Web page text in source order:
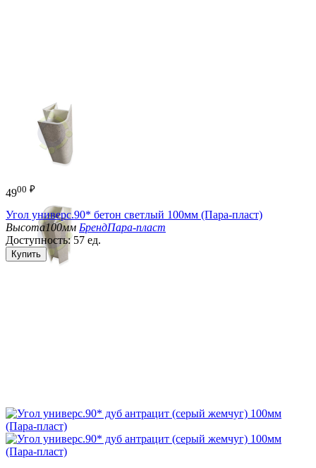
4900 ₽
Угол универс.90* бетон светлый 100мм (Пара-пласт)
Высота100мм БрендПара-пласт
Доступность: 57 ед.
Купить